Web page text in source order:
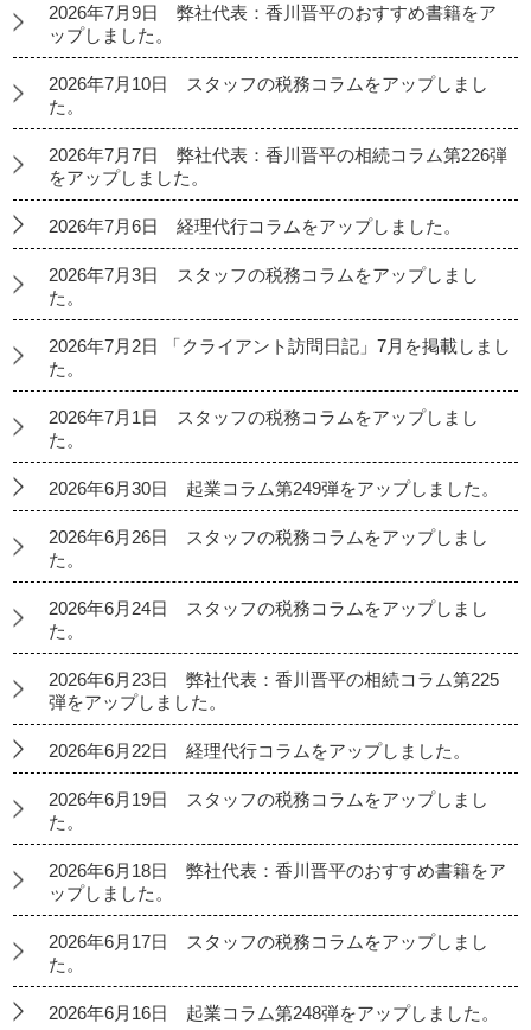
2026年7月9日 弊社代表：香川晋平のおすすめ書籍をア
ップしました。
2026年7月10日 スタッフの税務コラムをアップしまし
た。
2026年7月7日 弊社代表：香川晋平の相続コラム第226弾
をアップしました。
2026年7月6日 経理代行コラムをアップしました。
2026年7月3日 スタッフの税務コラムをアップしまし
た。
2026年7月2日 「クライアント訪問日記」7月を掲載しまし
た。
2026年7月1日 スタッフの税務コラムをアップしまし
た。
2026年6月30日 起業コラム第249弾をアップしました。
2026年6月26日 スタッフの税務コラムをアップしまし
た。
2026年6月24日 スタッフの税務コラムをアップしまし
た。
2026年6月23日 弊社代表：香川晋平の相続コラム第225
弾をアップしました。
2026年6月22日 経理代行コラムをアップしました。
2026年6月19日 スタッフの税務コラムをアップしまし
た。
2026年6月18日 弊社代表：香川晋平のおすすめ書籍をア
ップしました。
2026年6月17日 スタッフの税務コラムをアップしまし
た。
2026年6月16日 起業コラム第248弾をアップしました。